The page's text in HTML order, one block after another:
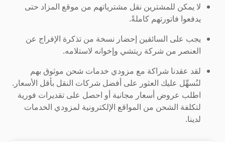
لا يمكن للمشترين نقل مشترياتهم من موقع المزاد حتى
يدفعوا فاتورتهم كاملةً.
يجب على السائقين إحضار نسخة من تذكرة الإفراج عن
العنصر من شركة ريتشي وإخوانه لاستلامه.
لقد عقدنا شراكة مع مزودي خدمات شحن موثوق بهم
لنُسهِّل عليك العثور على أفضل شركات النقل بأقل الأسعار.
اطلب عروض أسعار مجانية أو احصل على تقديرات فورية
لتكلفة الشحن من المواقع الإلكترونية لمزودي الخدمات
لدينا.